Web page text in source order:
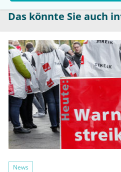
Das könnte Sie auch
News